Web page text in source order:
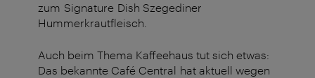
zum Signature Dish Szegediner
Hummerkrautfleisch.
Auch beim Thema Kaffeehaus tut sich etwas:
Das bekannte Café Central hat aktuell wegen